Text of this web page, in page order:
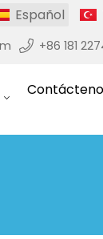
Español
+86 181